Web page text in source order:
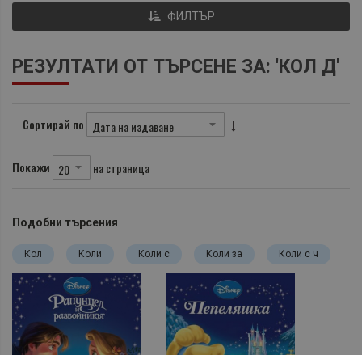
РЕЗУЛТАТИ ОТ ТЪРСЕНЕ ЗА: 'КОЛ Д'
Сортирай по
Покажи на страница
Подобни търсения
Кол Коли Коли с Коли за Коли с ч
ФИЛТЪР